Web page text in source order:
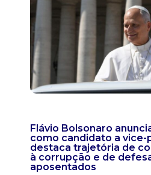
Flávio Bolsonaro
como candidato a
destaca trajetória de
à corrupção e de
aposentados